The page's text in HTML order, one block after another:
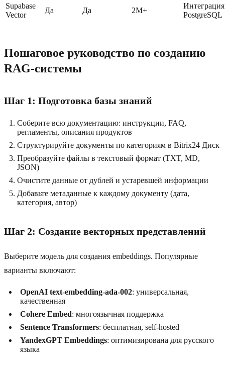
Supabase
Vector
Да Да 2M+
PostgreSQL
Пошаговое руководство по созданию
RAG-системы
Шаг 1: Подготовка базы знаний
Соберите всю документацию: инструкции, FAQ,
регламенты, описания продуктов
Структурируйте документы по категориям в Bitrix24 Диск
Преобразуйте файлы в текстовый формат (TXT, MD,
JSON)
Очистите данные от дублей и устаревшей информации
Добавьте метаданные к каждому документу (дата,
категория, автор)
Шаг 2: Создание векторных представлений
Выберите модель для создания embeddings. Популярные
варианты включают:
OpenAI text-embedding-ada-002: универсальная,
качественная
Cohere Embed: многоязычная поддержка
Sentence Transformers: бесплатная, self-hosted
YandexGPT Embeddings: оптимизирована для русского
языка